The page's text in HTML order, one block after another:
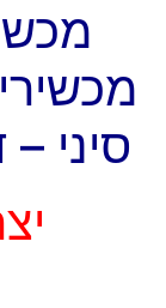
סיני